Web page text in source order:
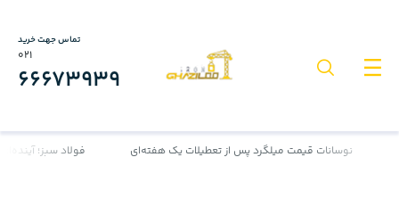
تماس جهت خرید
021
66673939
نوسانات قیمت میلگرد پس از تعطیلات یک هفته‌ای فولاد سبز؛